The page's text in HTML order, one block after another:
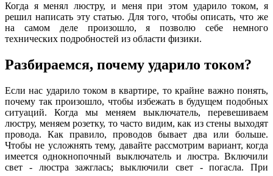
Когда я менял люстру, и меня при этом ударило током, я
решил написать эту статью. Для того, чтобы описать, что же
на самом деле произошло, я позволю себе немного
технических подробностей из области физики.
Разбираемся, почему ударило током?
Если нас ударило током в квартире, то крайне важно понять,
почему так произошло, чтобы избежать в будущем подобных
ситуаций. Когда мы меняем выключатель, перевешиваем
люстру, меняем розетку, то часто видим, как из стены выходят
провода. Как правило, проводов бывает два или больше.
Чтобы не усложнять тему, давайте рассмотрим вариант, когда
имеется однокнопочный выключатель и люстра. Включили
свет - люстра зажглась; выключили свет - погасла. При